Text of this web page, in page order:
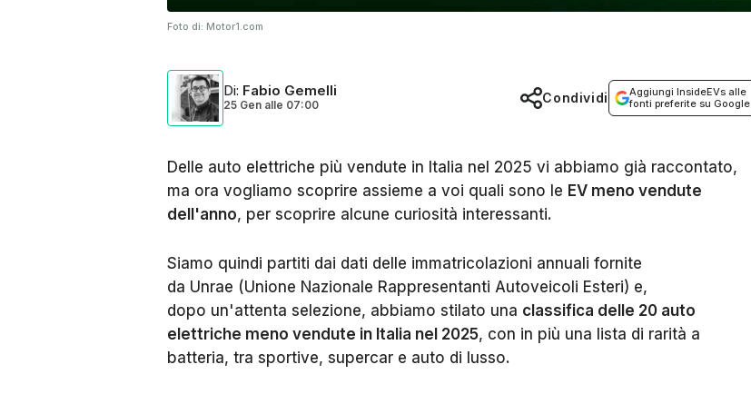
Foto di: Motor1.com
Di: Fabio Gemelli
25 Gen alle 07:00
Aggiungi InsideEVs alle
fonti preferite su Google
Condividi
Delle auto elettriche più vendute in Italia nel 2025 vi abbiamo già raccontato,
ma ora vogliamo scoprire assieme a voi quali sono le EV meno vendute
dell'anno, per scoprire alcune curiosità interessanti.
Siamo quindi partiti dai dati delle immatricolazioni annuali fornite
da Unrae (Unione Nazionale Rappresentanti Autoveicoli Esteri) e,
dopo un'attenta selezione, abbiamo stilato una classifica delle 20 auto
elettriche meno vendute in Italia nel 2025, con in più una lista di rarità a
batteria, tra sportive, supercar e auto di lusso.